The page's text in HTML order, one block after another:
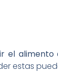
el alimento
estas